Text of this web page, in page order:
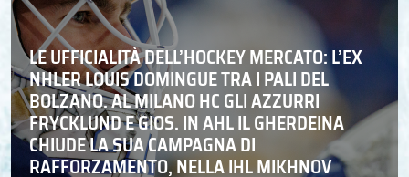
LE UFFICIALITÀ DELL’HOCKEY MERCATO: L’EX
NHLER LOUIS DOMINGUE TRA I PALI DEL
BOLZANO. AL MILANO HC GLI AZZURRI
FRYCKLUND E GIOS. IN AHL IL GHERDEINA
CHIUDE LA SUA CAMPAGNA DI
RAFFORZAMENTO, NELLA IHL MIKHNOV